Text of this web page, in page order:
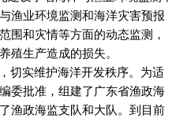
渔业环境监测和海洋灾害预报
围和灾情等方面的动态监测，
殖生产造成的损失。
切实维护海洋开发秩序。为适
委批准，组建了广东省渔政海
渔政海监支队和大队。到目前